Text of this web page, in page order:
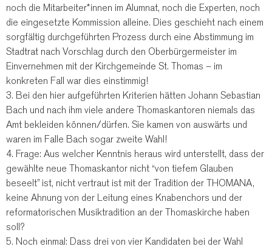
noch die Mitarbeiter*innen im Alumnat, noch die Experten, noch
die eingesetzte Kommission alleine. Dies geschieht nach einem
sorgfältig durchgeführten Prozess durch eine Abstimmung im
Stadtrat nach Vorschlag durch den Oberbürgermeister im
Einvernehmen mit der Kirchgemeinde St. Thomas – im
konkreten Fall war dies einstimmig!
3. Bei den hier aufgeführten Kriterien hätten Johann Sebastian
Bach und nach ihm viele andere Thomaskantoren niemals das
Amt bekleiden können/dürfen. Sie kamen von auswärts und
waren im Falle Bach sogar zweite Wahl!
4. Frage: Aus welcher Kenntnis heraus wird unterstellt, dass der
gewählte neue Thomaskantor nicht “von tiefem Glauben
beseelt” ist, nicht vertraut ist mit der Tradition der THOMANA,
keine Ahnung von der Leitung eines Knabenchors und der
reformatorischen Musiktradition an der Thomaskirche haben
soll?
5. Noch einmal: Dass drei von vier Kandidaten bei der Wahl